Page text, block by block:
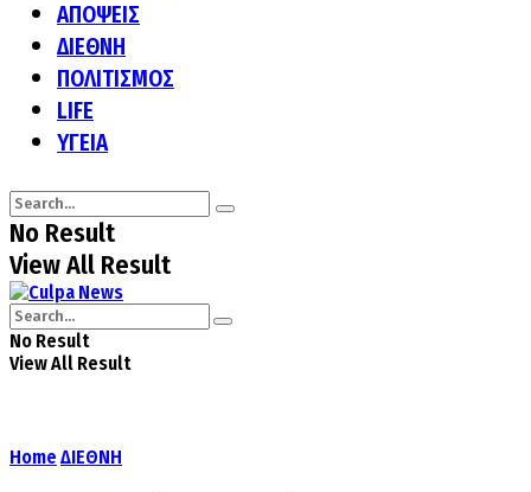
ΑΠΟΨΕΙΣ
ΔΙΕΘΝΗ
ΠΟΛΙΤΙΣΜΟΣ
LIFE
ΥΓΕΙΑ
No Result
View All Result
No Result
View All Result
Home ΔΙΕΘΝΗ